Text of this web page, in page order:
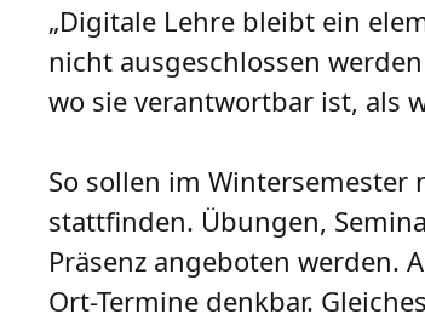
„Digitale Lehre bleibt ein
nicht ausgeschlossen
wo sie verantwortbar ist, als
So sollen im
stattfinden. Übungen,
Präsenz angeboten werden.
Ort-Termine denkbar.